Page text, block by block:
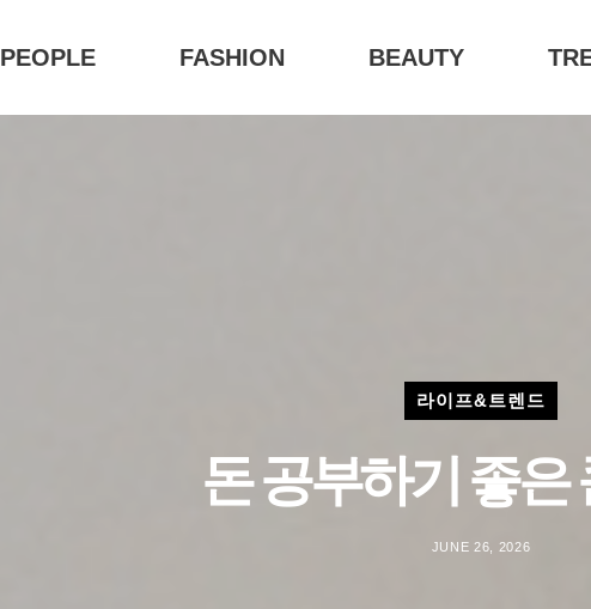
PEOPLE FASHION BEAUTY
라이프&트렌드
돈 공부하기 좋은
JUNE 26, 2026